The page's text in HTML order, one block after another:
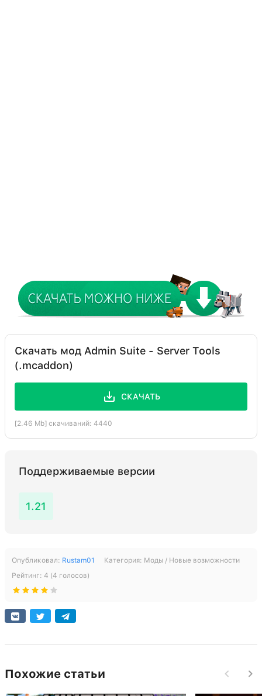
Скачать мод Admin Suite - Server Tools
(.mcaddon)
СКАЧАТЬ
[2.46 Mb] скачиваний: 4440
Поддерживаемые версии
1.21
Опубликовал: Rustam01 Категория: Моды / Новые возможности
Рейтинг: 4 (4 голосов)
Похожие статьи